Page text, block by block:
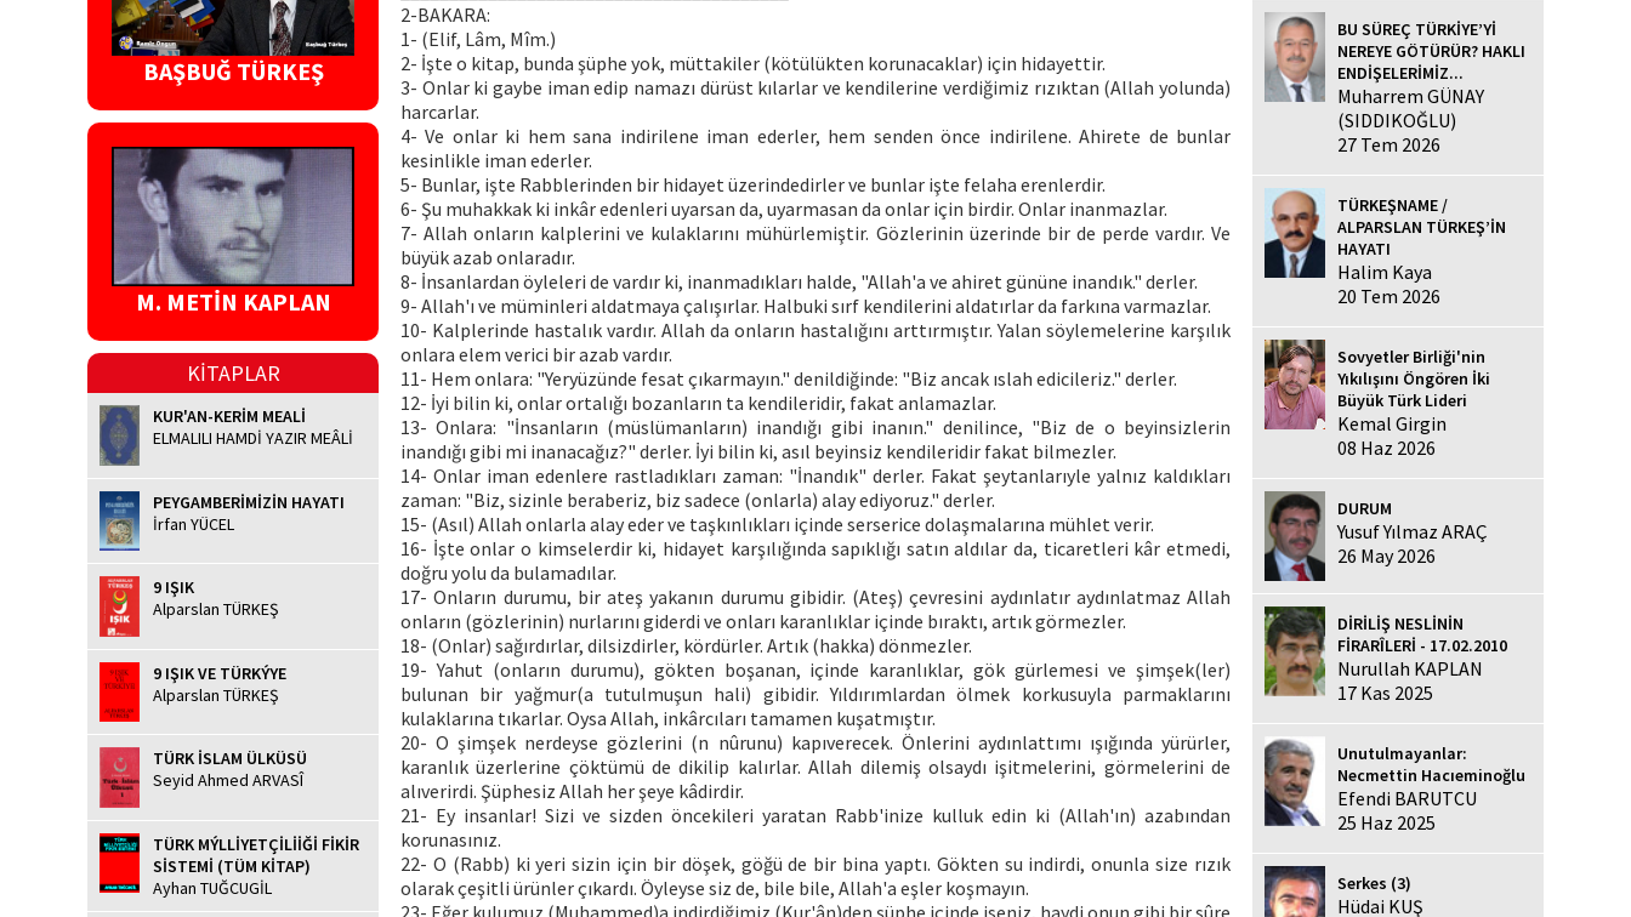
BAŞBUĞ TÜRKEŞ
M. METİN KAPLAN
KİTAPLAR
KUR'AN-KERİM MEALİ
ELMALILI HAMDİ YAZIR MEÂLİ
PEYGAMBERİMİZİN HAYATI
İrfan YÜCEL
9 IŞIK
Alparslan TÜRKEŞ
9 IŞIK VE TÜRKÝYE
Alparslan TÜRKEŞ
TÜRK İSLAM ÜLKÜSÜ
Seyid Ahmed ARVASÎ
TÜRK MÝLLİYETÇİLİİĞİ FİKİR
SİSTEMİ (TÜM KİTAP)
Ayhan TUĞCUGİL
2-BAKARA:
1- (Elif, Lâm, Mîm.)
2- İşte o kitap, bunda şüphe yok, müttakiler (kötülükten korunacaklar) için hidayettir.
3- Onlar ki gaybe iman edip namazı dürüst kılarlar ve kendilerine verdiğimiz rızıktan (Allah yolunda)
harcarlar.
4- Ve onlar ki hem sana indirilene iman ederler, hem senden önce indirilene. Ahirete de bunlar
kesinlikle iman ederler.
5- Bunlar, işte Rabblerinden bir hidayet üzerindedirler ve bunlar işte felaha erenlerdir.
6- Şu muhakkak ki inkâr edenleri uyarsan da, uyarmasan da onlar için birdir. Onlar inanmazlar.
7- Allah onların kalplerini ve kulaklarını mühürlemiştir. Gözlerinin üzerinde bir de perde vardır. Ve
büyük azab onlaradır.
8- İnsanlardan öyleleri de vardır ki, inanmadıkları halde, "Allah'a ve ahiret gününe inandık." derler.
9- Allah'ı ve müminleri aldatmaya çalışırlar. Halbuki sırf kendilerini aldatırlar da farkına varmazlar.
10- Kalplerinde hastalık vardır. Allah da onların hastalığını arttırmıştır. Yalan söylemelerine karşılık
onlara elem verici bir azab vardır.
11- Hem onlara: "Yeryüzünde fesat çıkarmayın." denildiğinde: "Biz ancak ıslah edicileriz." derler.
12- İyi bilin ki, onlar ortalığı bozanların ta kendileridir, fakat anlamazlar.
13- Onlara: "İnsanların (müslümanların) inandığı gibi inanın." denilince, "Biz de o beyinsizlerin
inandığı gibi mi inanacağız?" derler. İyi bilin ki, asıl beyinsiz kendileridir fakat bilmezler.
14- Onlar iman edenlere rastladıkları zaman: "İnandık" derler. Fakat şeytanlarıyle yalnız kaldıkları
zaman: "Biz, sizinle beraberiz, biz sadece (onlarla) alay ediyoruz." derler.
15- (Asıl) Allah onlarla alay eder ve taşkınlıkları içinde serserice dolaşmalarına mühlet verir.
16- İşte onlar o kimselerdir ki, hidayet karşılığında sapıklığı satın aldılar da, ticaretleri kâr etmedi,
doğru yolu da bulamadılar.
17- Onların durumu, bir ateş yakanın durumu gibidir. (Ateş) çevresini aydınlatır aydınlatmaz Allah
onların (gözlerinin) nurlarını giderdi ve onları karanlıklar içinde bıraktı, artık görmezler.
18- (Onlar) sağırdırlar, dilsizdirler, kördürler. Artık (hakka) dönmezler.
19- Yahut (onların durumu), gökten boşanan, içinde karanlıklar, gök gürlemesi ve şimşek(ler)
bulunan bir yağmur(a tutulmuşun hali) gibidir. Yıldırımlardan ölmek korkusuyla parmaklarını
kulaklarına tıkarlar. Oysa Allah, inkârcıları tamamen kuşatmıştır.
20- O şimşek nerdeyse gözlerini (n nûrunu) kapıverecek. Önlerini aydınlattımı ışığında yürürler,
karanlık üzerlerine çöktümü de dikilip kalırlar. Allah dilemiş olsaydı işitmelerini, görmelerini de
alıverirdi. Şüphesiz Allah her şeye kâdirdir.
21- Ey insanlar! Sizi ve sizden öncekileri yaratan Rabb'inize kulluk edin ki (Allah'ın) azabından
korunasınız.
22- O (Rabb) ki yeri sizin için bir döşek, göğü de bir bina yaptı. Gökten su indirdi, onunla size rızık
olarak çeşitli ürünler çıkardı. Öyleyse siz de, bile bile, Allah'a eşler koşmayın.
23- Eğer kulumuz (Muhammed)a indirdiğimiz (Kur'ân)den şüphe içinde iseniz, haydi onun gibi bir sûre
BU SÜREÇ TÜRKİYE’Yİ
NEREYE GÖTÜRÜR? HAKLI
ENDİŞELERİMİZ...
Muharrem GÜNAY
(SIDDIKOĞLU)
27 Tem 2026
TÜRKEŞNAME /
ALPARSLAN TÜRKEŞ’İN
HAYATI
Halim Kaya
20 Tem 2026
Sovyetler Birliği'nin
Yıkılışını Öngören İki
Büyük Türk Lideri
Kemal Girgin
08 Haz 2026
DURUM
Yusuf Yılmaz ARAÇ
26 May 2026
DİRİLİŞ NESLİNİN
FİRARÎLERİ - 17.02.2010
Nurullah KAPLAN
17 Kas 2025
Unutulmayanlar:
Necmettin Hacıeminoğlu
Efendi BARUTCU
25 Haz 2025
Serkes (3)
Hüdai KUŞ